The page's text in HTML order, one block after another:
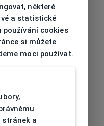
některé
a statistické
používání cookies
si můžete
moci používat.
stránek a